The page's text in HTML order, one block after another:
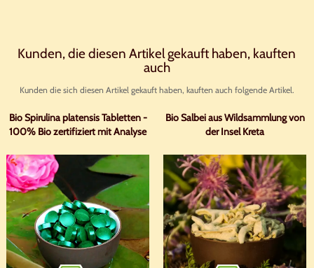
Kunden, die diesen Artikel gekauft haben, kauften
auch
Kunden die sich diesen Artikel gekauft haben, kauften auch folgende Artikel.
Bio Spirulina platensis Tabletten -
100% Bio zertifiziert mit Analyse
Bio Salbei aus Wildsammlung von
der Insel Kreta